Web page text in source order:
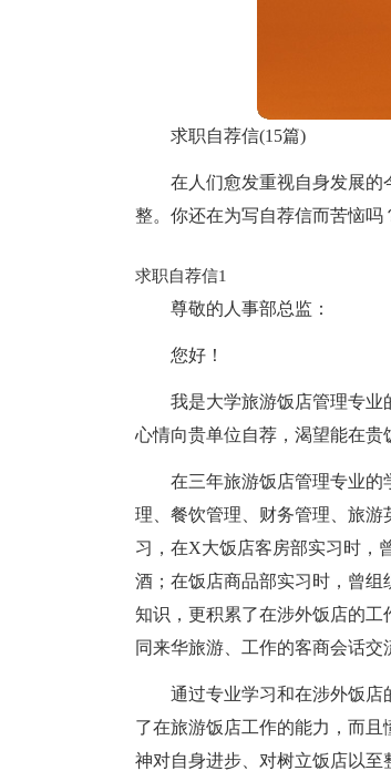
求职自荐信(15篇)
在人们愈发重视自身发展
整。你还在为写自荐信而苦恼吗
求职自荐信1
尊敬的人事部总监：
您好！
我是大学旅游饭店管理专业
心情向贵单位自荐，渴望能在贵
在三年旅游饭店管理专业的
理、餐饮管理、财务管理、旅
习，在X大饭店客房部实习时，
酒；在饭店商品部实习时，曾
知识，更积累了在涉外饭店的
同来华旅游、工作的客商会话交
通过专业学习和在涉外饭店
了在旅游饭店工作的能力，而
神对自身进步、对树立饭店以至